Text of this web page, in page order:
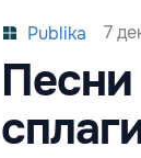
Publika 7